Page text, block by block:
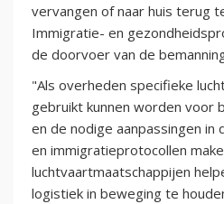
vervangen of naar huis terug
Immigratie- en
de doorvoer van de
"Als overheden specifieke
gebruikt kunnen worden voor
en de nodige aanpassingen in
en immigratieprotocollen
luchtvaartmaatschappijen
logistiek in beweging te